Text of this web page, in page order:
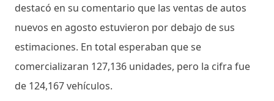
destacó en su comentario que las ventas de autos
nuevos en agosto estuvieron por debajo de sus
estimaciones. En total esperaban que se
comercializaran 127,136 unidades, pero la cifra fue
de 124,167 vehículos.